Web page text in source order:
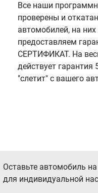
Все наши
проверены и
автомобилей, на
предоставляем
СЕРТИФИКАТ. На
действует гарантия
"слетит" с вашего
Оставьте автомобиль
для индивидуальной